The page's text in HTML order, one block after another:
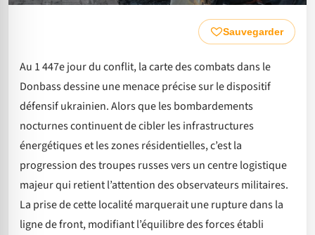
Sauvegarder
Au 1 447e jour du conflit, la carte des combats dans le
Donbass dessine une menace précise sur le dispositif
défensif ukrainien. Alors que les bombardements
nocturnes continuent de cibler les infrastructures
énergétiques et les zones résidentielles, c’est la
progression des troupes russes vers un centre logistique
majeur qui retient l’attention des observateurs militaires.
La prise de cette localité marquerait une rupture dans la
ligne de front, modifiant l’équilibre des forces établi